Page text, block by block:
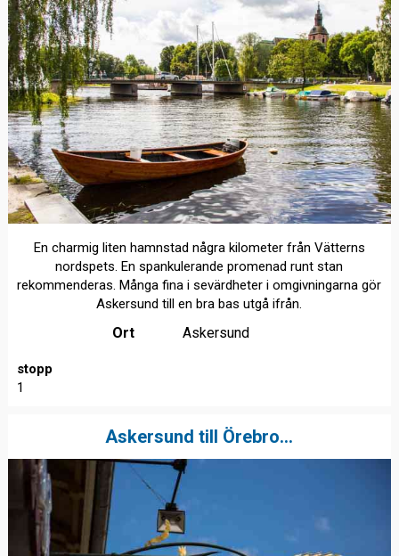
En charmig liten hamnstad några kilometer från Vätterns
nordspets. En spankulerande promenad runt stan
rekommenderas. Många fina i sevärdheter i omgivningarna gör
Askersund till en bra bas utgå ifrån.
Ort Askersund
stopp
1
Askersund till Örebro...